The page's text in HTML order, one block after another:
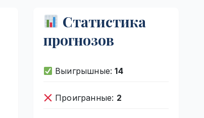
Статистика
прогнозов
Выигрышные:14
Проигранные: 2